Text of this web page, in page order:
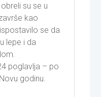
su se u
kao
se da
lepe i da
poglavlja – po
godinu.